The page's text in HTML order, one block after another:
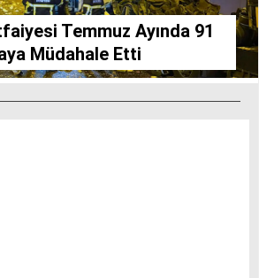
Temmuz Ayında 91
Müdahale Etti